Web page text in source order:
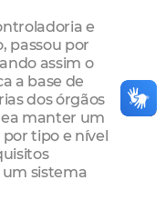
e
passou por
assim o
a base de
dos órgãos
manter um
tipo e nível
um sistema